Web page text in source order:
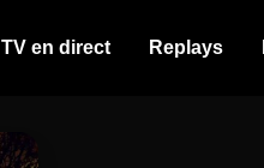
TV en direct Replays